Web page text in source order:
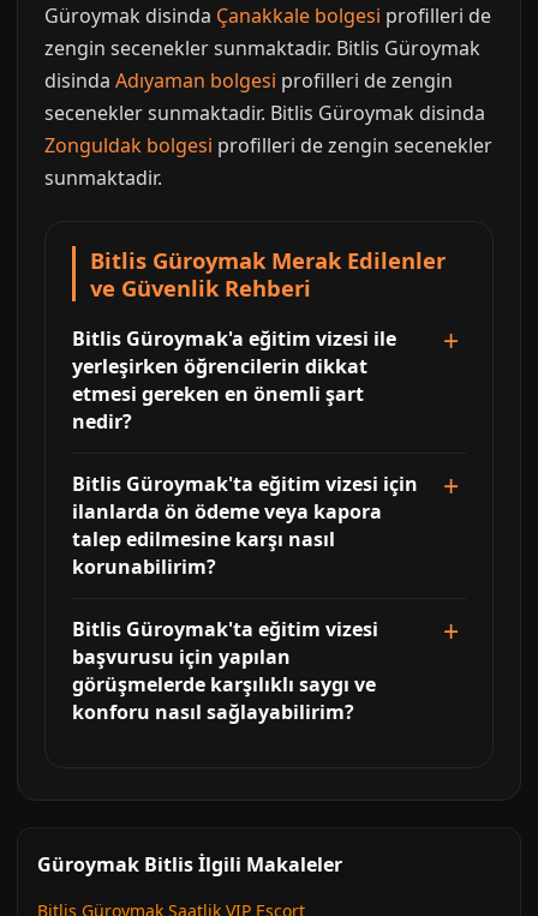
Güroymak disinda Çanakkale bolgesi profilleri de
zengin secenekler sunmaktadir. Bitlis Güroymak
disinda Adıyaman bolgesi profilleri de zengin
secenekler sunmaktadir. Bitlis Güroymak disinda
Zonguldak bolgesi profilleri de zengin secenekler
sunmaktadir.
Bitlis Güroymak Merak Edilenler
ve Güvenlik Rehberi
Bitlis Güroymak'a eğitim vizesi ile
yerleşirken öğrencilerin dikkat
etmesi gereken en önemli şart
nedir?
Bitlis Güroymak'ta eğitim vizesi için
ilanlarda ön ödeme veya kapora
talep edilmesine karşı nasıl
korunabilirim?
Bitlis Güroymak'ta eğitim vizesi
başvurusu için yapılan
görüşmelerde karşılıklı saygı ve
konforu nasıl sağlayabilirim?
Güroymak Bitlis İlgili Makaleler
Bitlis Güroymak Saatlik VIP Escort